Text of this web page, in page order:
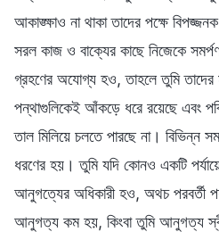
আকাঙ্ক্ষাও না থাকা তাদের পক্ষে
সরল কাজ ও বাক্যের কাছে নিজেকে
গ্রহণের অযোগ্য হও, তাহলে তুমি
পন্থাগুলিকেই আঁকড়ে ধরে রয়েছে এবং
তাল মিলিয়ে চলতে পারছে না। বিভিন্ন
ধরণের হয়। তুমি যদি কোনও একটি
আনুগত্যের অধিকারী হও, অথচ পরবর্তী
আনুগত্য কম হয়, কিংবা তুমি আনুগত্য